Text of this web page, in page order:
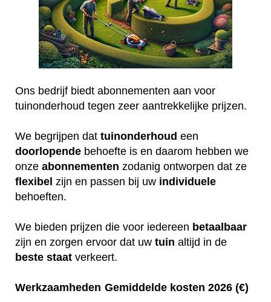
Ons bedrijf biedt abonnementen aan voor
tuinonderhoud tegen zeer aantrekkelijke prijzen.
We begrijpen dat tuinonderhoud een
doorlopende behoefte is en daarom hebben we
onze abonnementen zodanig ontworpen dat ze
flexibel zijn en passen bij uw individuele
behoeften.
We bieden prijzen die voor iedereen betaalbaar
zijn en zorgen ervoor dat uw tuin altijd in de
beste staat verkeert.
Werkzaamheden Gemiddelde kosten 2026 (€)